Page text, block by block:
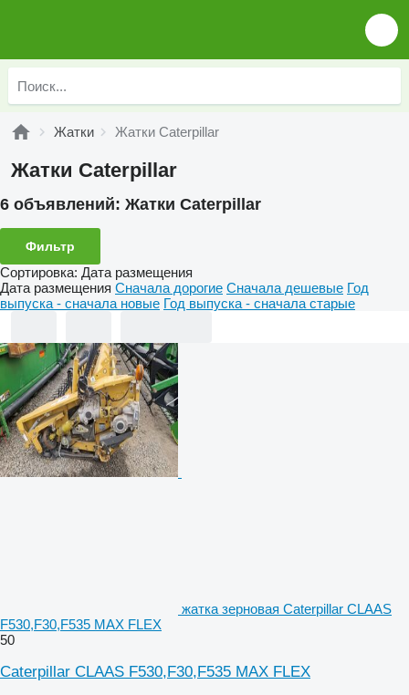
Жатки Жатки Caterpillar
Жатки Caterpillar
6 объявлений: Жатки Caterpillar
Фильтр
Сортировка: Дата размещения
Дата размещения Сначала дорогие Сначала дешевые Год
выпуска - сначала новые Год выпуска - сначала старые
жатка зерновая Caterpillar CLAAS
F530,F30,F535 MAX FLEX
50
Caterpillar CLAAS F530,F30,F535 MAX FLEX